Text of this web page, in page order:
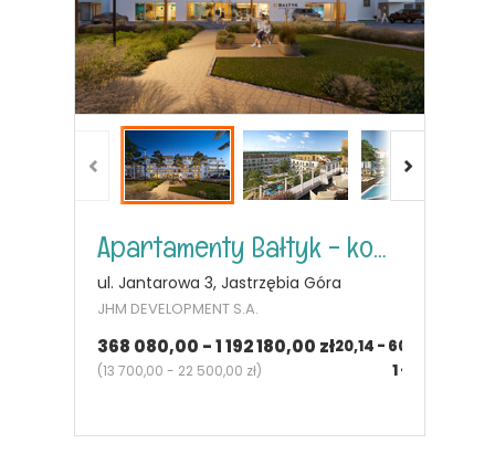
Apartamenty Bałtyk - komfortowe lokale nad morzem
ul. Jantarowa 3, Jastrzębia Góra
JHM DEVELOPMENT S.A.
368 080,00 - 1 192 180,00 zł
(13 700,00 - 22 500,00 zł)
20,14 - 60,48
1 - 2